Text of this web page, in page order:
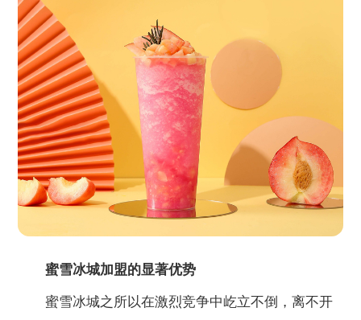
蜜雪冰城加盟的显著优势
蜜雪冰城之所以在激烈竞争中屹立不倒，离不开